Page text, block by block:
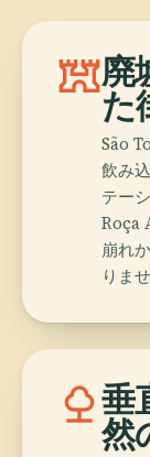
fort廃
た
São
飲み
テー
Roça
崩れ
りま
nature垂
然